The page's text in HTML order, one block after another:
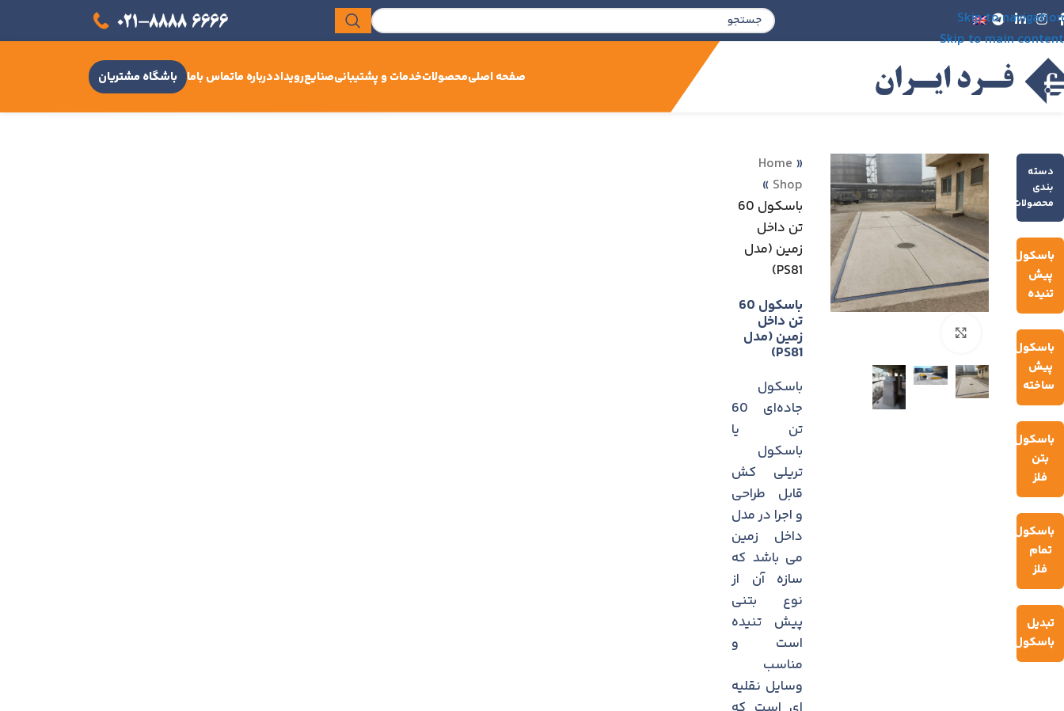
Skip to navigation
Skip to main content
صفحه اصلیمحصولاتخدمات و پشتیبانیصنایعرویداددرباره ماتماس باما باشگاه مشتریان
دسته
بندی
محصولات
باسکول
پیش
تنیده
باسکول
پیش
ساخته
باسکول
بتن
فلز
باسکول
تمام
فلز
تبدیل
باسکول
Home »
Shop
»
باسكول 60
تن داخل
زمين (مدل
PS81)
باسكول 60
تن داخل
زمين (مدل
PS81)
باسکول
جاده‌ای 60
تن یا
باسکول
تریلی کش
قابل طراحی
و اجرا در مدل
داخل زمین
می باشد که
سازه آن از
نوع بتنی
پیش تنیده
است و
مناسب
وسایل نقلیه